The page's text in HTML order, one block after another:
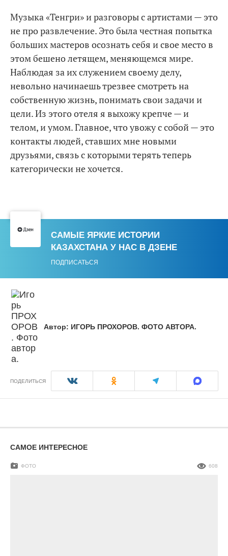
Музыка «Тенгри» и разговоры с артистами — это
не про развлечение. Это была честная попытка
больших мастеров осознать себя и свое место в
этом бешено летящем, меняющемся мире.
Наблюдая за их служением своему делу,
невольно начинаешь трезвее смотреть на
собственную жизнь, понимать свои задачи и
цели. Из этого отеля я выхожу крепче — и
телом, и умом. Главное, что увожу с собой — это
контакты людей, ставших мне новыми
друзьями, связь с которыми терять теперь
категорически не хочется.
САМЫЕ ЯРКИЕ ИСТОРИИ
КАЗАХСТАНА У НАС В ДЗЕНЕ
ПОДПИСАТЬСЯ
Автор: ИГОРЬ ПРОХОРОВ. ФОТО АВТОРА.
ПОДЕЛИТЬСЯ
САМОЕ ИНТЕРЕСНОЕ
ФОТО 608